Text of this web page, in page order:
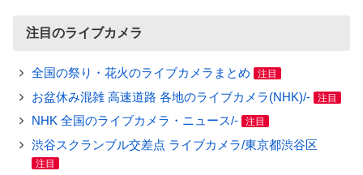
注目のライブカメラ
全国の祭り・花火のライブカメラまとめ 注目
お盆休み混雑 高速道路 各地のライブカメラ(NHK)/- 注目
NHK 全国のライブカメラ・ニュース/- 注目
渋谷スクランブル交差点 ライブカメラ/東京都渋谷区
注目